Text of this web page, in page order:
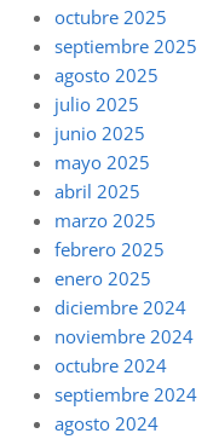
octubre 2025
septiembre 2025
agosto 2025
julio 2025
junio 2025
mayo 2025
abril 2025
marzo 2025
febrero 2025
enero 2025
diciembre 2024
noviembre 2024
octubre 2024
septiembre 2024
agosto 2024